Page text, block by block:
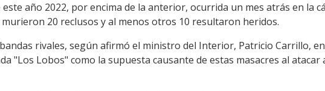
año 2022, por encima de la anterior, ocurrida un mes atrás en la
20 reclusos y al menos otros 10 resultaron heridos.
rivales, según afirmó el ministro del Interior, Patricio Carrillo,
"Los Lobos" como la supuesta causante de estas masacres al atacar